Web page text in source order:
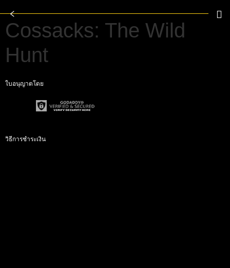
Cossacks: The Wild
Hunt
ใบอนุญาตโดย
วิธีการชำระเงิน